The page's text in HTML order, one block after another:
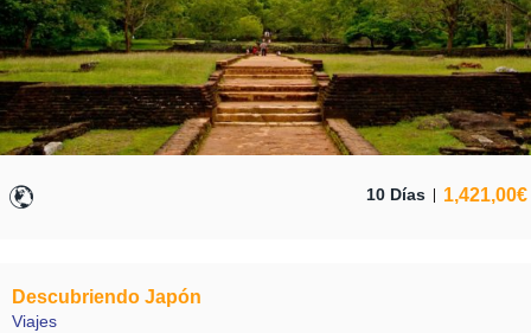
10 Días 1,421,00€
Descubriendo Japón
Viajes